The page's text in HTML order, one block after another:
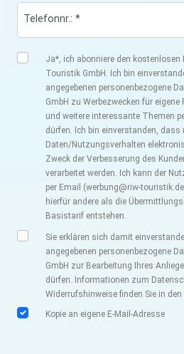
Telefonnr.: *
Ja*, ich abonniere den kostenlosen
Touristik GmbH. Ich bin
angegebenen personenbezogene
GmbH zu Werbezwecken für
und weitere interessante Themen
dürfen. Ich bin einverstanden, dass
Daten/Nutzungsverhalten
Zweck der Verbesserung des
verarbeitet werden. Ich kann der
per Email (werbung@riw-
hierfür andere als die
Basistarif entstehen.
Sie erklären sich damit
angegebenen personenbezogene
GmbH zur Bearbeitung Ihres
dürfen. Informationen zum
Widerrufshinweise finden Sie in den
Kopie an eigene E-Mail-Adresse